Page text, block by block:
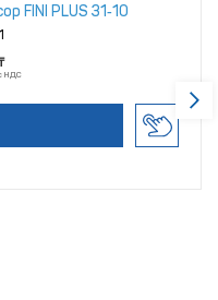
FINI PLUS 31‑10
НДС